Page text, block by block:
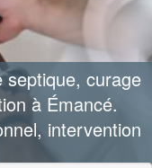
septique, curage
à Émancé.
intervention